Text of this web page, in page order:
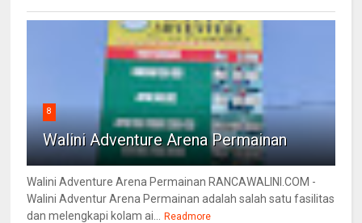
8
Walini Adventure Arena Permainan
Walini Adventure Arena Permainan RANCAWALINI.COM -
Walini Adventur Arena Permainan adalah salah satu fasilitas
dan melengkapi kolam ai...
Readmore